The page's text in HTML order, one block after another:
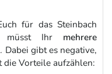
für das Steinbach
müsst Ihr mehrere
Dabei gibt es negative,
die Vorteile aufzählen: